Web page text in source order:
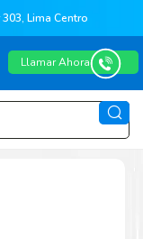
Lima Centro
Llamar Ahora